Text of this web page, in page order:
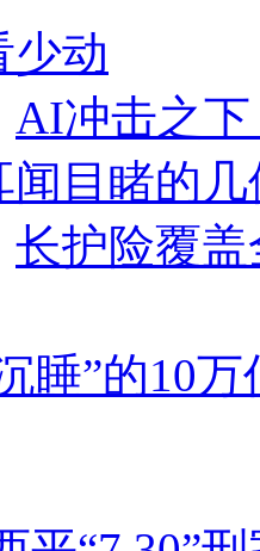
少动
AI冲击之
闻目睹的
长护险覆
睡”的10